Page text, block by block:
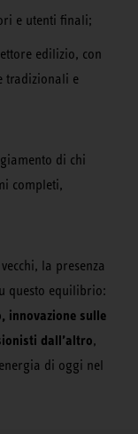
e utenti finali;
edilizio, con
tradizionali e
di chi
completi,
la presenza
questo equilibrio:
innovazione sulle
dall’altro,
di oggi nel